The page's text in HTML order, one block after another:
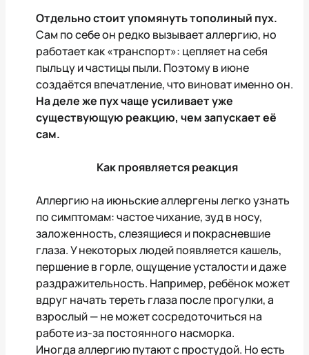
Отдельно стоит упомянуть тополиный пух.
Сам по себе он редко вызывает аллергию, но
работает как «транспорт»: цепляет на себя
пыльцу и частицы пыли. Поэтому в июне
создаётся впечатление, что виноват именно он.
На деле же пух чаще усиливает уже
существующую реакцию, чем запускает её
сам.
Как проявляется реакция
Аллергию на июньские аллергены легко узнать
по симптомам: частое чихание, зуд в носу,
заложенность, слезящиеся и покрасневшие
глаза. У некоторых людей появляется кашель,
першение в горле, ощущение усталости и даже
раздражительность. Например, ребёнок может
вдруг начать тереть глаза после прогулки, а
взрослый — не может сосредоточиться на
работе из-за постоянного насморка.
Иногда аллергию путают с простудой. Но есть